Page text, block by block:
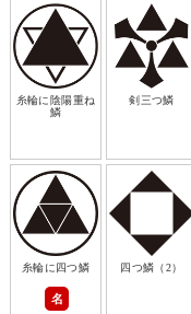
糸輪に陰陽重ね
鱗
剣三つ鱗
糸輪に四つ鱗
名
四つ鱗（2）